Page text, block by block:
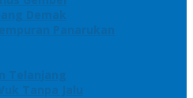
Demak
Panarukan
Telanjang
Tanpa Jalu